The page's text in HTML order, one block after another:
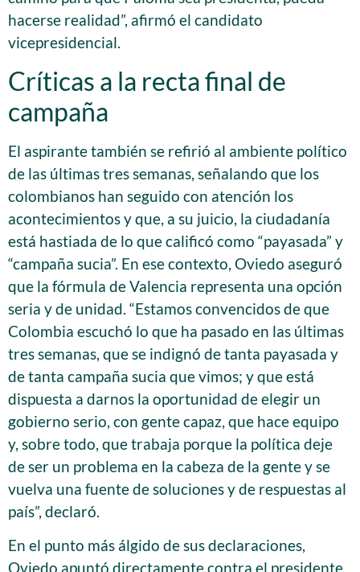
hacerse realidad”, afirmó el candidato
vicepresidencial.
Críticas a la recta final de
campaña
El aspirante también se refirió al ambiente político
de las últimas tres semanas, señalando que los
colombianos han seguido con atención los
acontecimientos y que, a su juicio, la ciudadanía
está hastiada de lo que calificó como “payasada” y
“campaña sucia”. En ese contexto, Oviedo aseguró
que la fórmula de Valencia representa una opción
seria y de unidad. “Estamos convencidos de que
Colombia escuchó lo que ha pasado en las últimas
tres semanas, que se indignó de tanta payasada y
de tanta campaña sucia que vimos; y que está
dispuesta a darnos la oportunidad de elegir un
gobierno serio, con gente capaz, que hace equipo
y, sobre todo, que trabaja porque la política deje
de ser un problema en la cabeza de la gente y se
vuelva una fuente de soluciones y de respuestas al
país”, declaró.
En el punto más álgido de sus declaraciones,
Oviedo apuntó directamente contra el presidente